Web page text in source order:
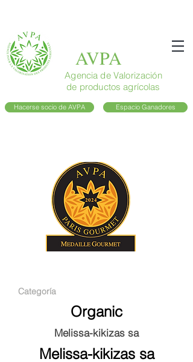
AVPA
Agencia de Valorización
de productos agrícolas
Hacerse socio de AVPA Espacio Ganadores
Categoría
Organic
Melissa-kikizas sa
Melissa-kikizas sa